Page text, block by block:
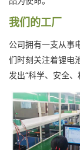
我们的工厂
公司拥有一支从事
们时刻关注着锂电
发出“科学、安全、